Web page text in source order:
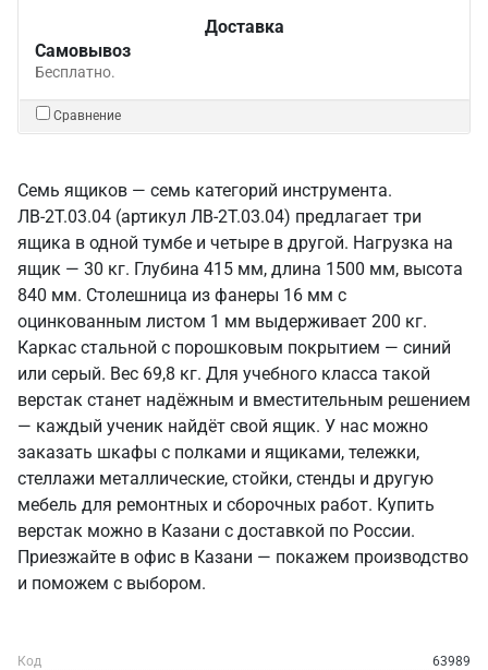
Доставка
Самовывоз
Бесплатно.
Сравнение
Семь ящиков — семь категорий инструмента.
ЛВ-2Т.03.04 (артикул ЛВ-2Т.03.04) предлагает три
ящика в одной тумбе и четыре в другой. Нагрузка на
ящик — 30 кг. Глубина 415 мм, длина 1500 мм, высота
840 мм. Столешница из фанеры 16 мм с
оцинкованным листом 1 мм выдерживает 200 кг.
Каркас стальной с порошковым покрытием — синий
или серый. Вес 69,8 кг. Для учебного класса такой
верстак станет надёжным и вместительным решением
— каждый ученик найдёт свой ящик. У нас можно
заказать шкафы с полками и ящиками, тележки,
стеллажи металлические, стойки, стенды и другую
мебель для ремонтных и сборочных работ. Купить
верстак можно в Казани с доставкой по России.
Приезжайте в офис в Казани — покажем производство
и поможем с выбором.
Код
63989